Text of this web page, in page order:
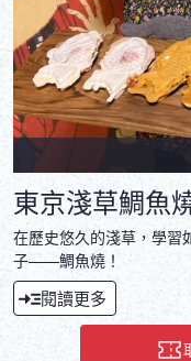
東京淺草鯛魚
在歷史悠久的淺草，學習
子——鯛魚燒！
閱讀更多